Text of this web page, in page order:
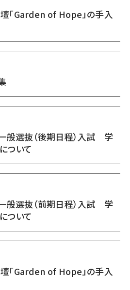
「Garden of Hope」の手入
般選抜（後期日程）入試 学
ついて
般選抜（前期日程）入試 学
ついて
「Garden of Hope」の手入